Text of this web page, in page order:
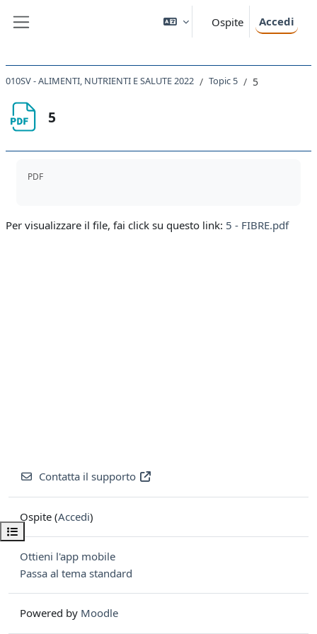
Ospite Accedi
Apri indice del corso
010SV - ALIMENTI, NUTRIENTI E SALUTE 2022 Topic 5 5
5
PDF
Per visualizzare il file, fai click su questo link: 5 - FIBRE.pdf
Contatta il supporto
Ospite (Accedi)
Ottieni l'app mobile
Passa al tema standard
Powered by Moodle